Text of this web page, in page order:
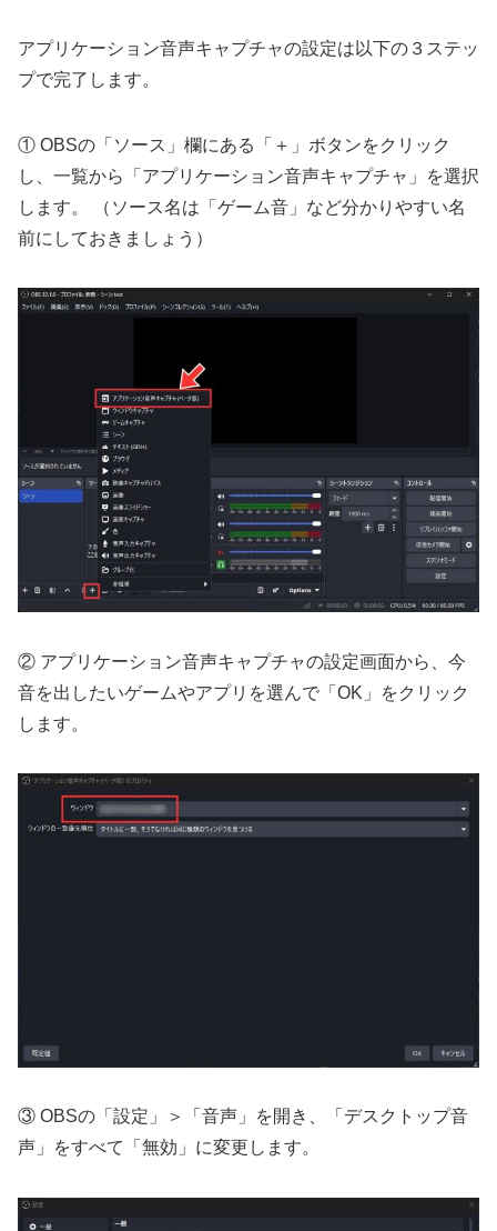
アプリケーション音声キャプチャの設定は以下の３ステッ
プで完了します。
① OBSの「ソース」欄にある「＋」ボタンをクリック
し、一覧から「アプリケーション音声キャプチャ」を選択
します。 （ソース名は「ゲーム音」など分かりやすい名
前にしておきましょう）
② アプリケーション音声キャプチャの設定画面から、今
音を出したいゲームやアプリを選んで「OK」をクリック
します。
③ OBSの「設定」＞「音声」を開き、「デスクトップ音
声」をすべて「無効」に変更します。